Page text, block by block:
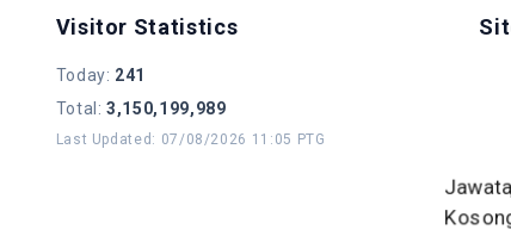
Visitor Statistics
Today: 241
Total :3,150,199,989
Last Updated : 07/08/2026 11:05 PTG